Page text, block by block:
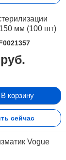
мм (100 шт)
В корзину
сейчас
Vogue